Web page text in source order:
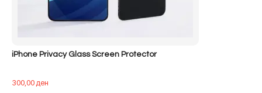
iPhone Privacy Glass Screen Protector
300,00ден